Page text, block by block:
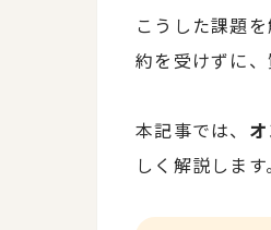
こうした課題
約を受けずに
本記事では、
しく解説しま